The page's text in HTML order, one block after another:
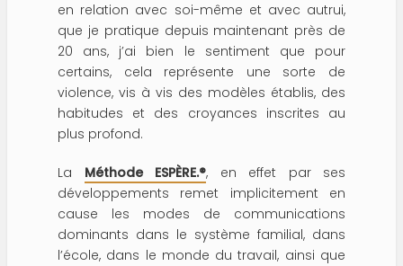
en relation avec soi-même et avec autrui,
que je pratique depuis maintenant près de
20 ans, j’ai bien le sentiment que pour
certains, cela représente une sorte de
violence, vis à vis des modèles établis, des
habitudes et des croyances inscrites au
plus profond.
La Méthode ESPÈRE.®, en effet par ses
développements remet implicitement en
cause les modes de communications
dominants dans le système familial, dans
l’école, dans le monde du travail, ainsi que